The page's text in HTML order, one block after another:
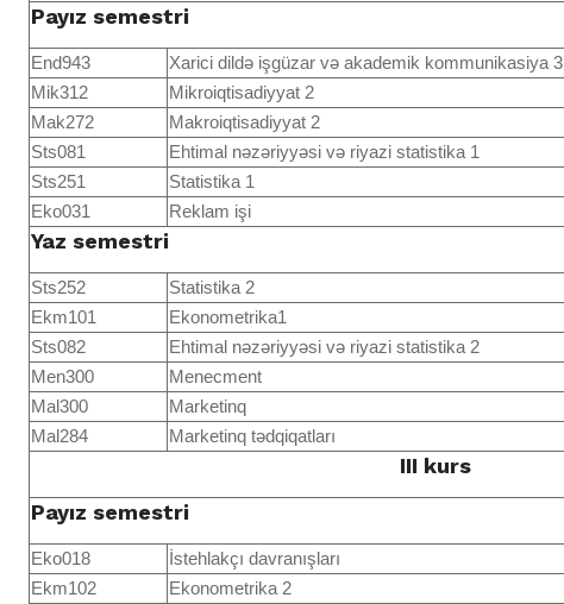
Payız semestri
End943 Xarici dildə işgüzar və akademik kommunikasiya 3
Mik312
Mikroiqtisadiyyat 2
Mak272
Makroiqtisadiyyat 2
Sts081
Ehtimal nəzəriyyəsi və riyazi statistika 1
Sts251
Statistika 1
Eko031
Reklam işi
Yaz semestri
Sts252 Statistika 2
Ekm101
Ekonometrika1
Sts082
Ehtimal nəzəriyyəsi və riyazi statistika 2
Men300
Menecment
Mal300
Marketinq
Mal284
Marketinq tədqiqatları
III kurs
Payız semestri
Eko018 İstehlakçı davranışları
Ekm102
Ekonometrika 2